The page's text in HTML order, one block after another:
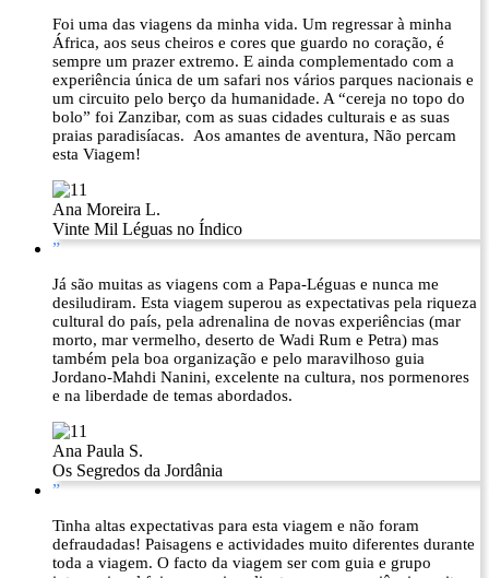
Foi uma das viagens da minha vida. Um regressar à minha
África, aos seus cheiros e cores que guardo no coração, é
sempre um prazer extremo. E ainda complementado com a
experiência única de um safari nos vários parques nacionais e
um circuito pelo berço da humanidade. A “cereja no topo do
bolo” foi Zanzibar, com as suas cidades culturais e as suas
praias paradisíacas. Aos amantes de aventura, Não percam
esta Viagem!
Ana Moreira L.
Vinte Mil Léguas no Índico
”
Já são muitas as viagens com a Papa-Léguas e nunca me
desiludiram. Esta viagem superou as expectativas pela riqueza
cultural do país, pela adrenalina de novas experiências (mar
morto, mar vermelho, deserto de Wadi Rum e Petra) mas
também pela boa organização e pelo maravilhoso guia
Jordano-Mahdi Nanini, excelente na cultura, nos pormenores
e na liberdade de temas abordados.
Ana Paula S.
Os Segredos da Jordânia
”
Tinha altas expectativas para esta viagem e não foram
defraudadas! Paisagens e actividades muito diferentes durante
toda a viagem. O facto da viagem ser com guia e grupo